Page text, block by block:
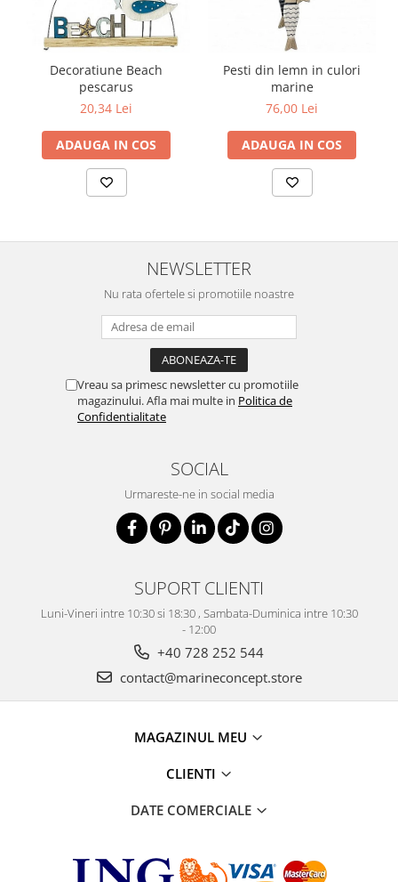
Decoratiune Beach
pescarus
20,34 Lei
ADAUGA IN COS
Pesti din lemn in culori
marine
76,00 Lei
ADAUGA IN COS
NEWSLETTER
Nu rata ofertele si promotiile noastre
Vreau sa primesc newsletter cu promotiile
magazinului. Afla mai multe in Politica de
Confidentialitate
SOCIAL
Urmareste-ne in social media
SUPORT CLIENTI
Luni-Vineri intre 10:30 si 18:30 , Sambata-Duminica intre 10:30
- 12:00
+40 728 252 544
contact@marineconcept.store
MAGAZINUL MEU
CLIENTI
DATE COMERCIALE